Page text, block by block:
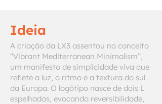
Ideia
A criação da LX3 assentou no conceito
“Vibrant Mediterranean Minimalism”,
um manifesto de simplicidade viva que
reflete a luz, o ritmo e a textura do sul
da Europa. O logótipo nasce de dois L
espelhados, evocando reversibilidade,